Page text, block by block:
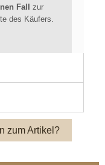
Fall zur
des Käufers.
zum Artikel?